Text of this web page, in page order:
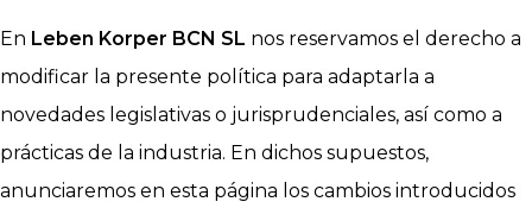
En Leben Korper BCN SL nos reservamos el derecho a
modificar la presente política para adaptarla a
novedades legislativas o jurisprudenciales, así como a
prácticas de la industria. En dichos supuestos,
anunciaremos en esta página los cambios introducidos